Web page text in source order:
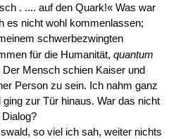
. .... auf den Quark!« Was war
es nicht wohl kommenlassen;
schwerbezwingten
für die Humanität, quantum
Mensch schien Kaiser und
Person zu sein. Ich nahm ganz
zur Tür hinaus. War das nicht
so viel ich sah, weiter nichts